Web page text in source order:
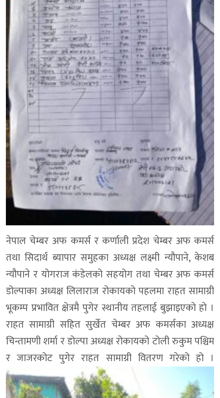
नेपाल चेम्बर अफ कमर्स र कर्णाली प्रदेश चेम्बर अफ कमर्स
तथा सिदार्थ ब्यापार समुहका अध्यक्ष लक्ष्मी न्यौपाने, केशब
न्यौपाने र योगराज कंडेलको सहयोग तथा चेम्बर अफ कमर्स
डोल्पाका अध्यक्ष लिलाराज रोकायको पहलमा राहत सामाग्री
भूकम्प प्रभावित क्षेत्रमै पुगेर स्थानीय तहलाई बुझाइएको हो ।
राहत सामाग्री सहित सुर्खेत चेम्बर अफ कमर्सका अध्यक्ष
चिन्तामणी शर्मा र डोल्पा अध्यक्ष रोकायको टोली रुकुम पश्चिम
र जाजरकोट पुगेर राहत सामाग्री वितरण गरेको हो ।